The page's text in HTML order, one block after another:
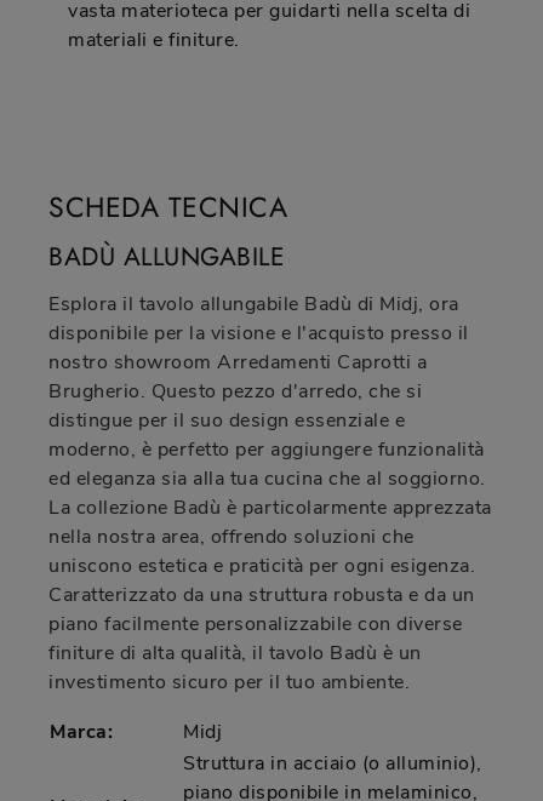
vasta materioteca per guidarti nella scelta di
materiali e finiture.
SCHEDA TECNICA
BADÙ ALLUNGABILE
Esplora il tavolo allungabile Badù di Midj, ora
disponibile per la visione e l'acquisto presso il
nostro showroom Arredamenti Caprotti a
Brugherio. Questo pezzo d'arredo, che si
distingue per il suo design essenziale e
moderno, è perfetto per aggiungere funzionalità
ed eleganza sia alla tua cucina che al soggiorno.
La collezione Badù è particolarmente apprezzata
nella nostra area, offrendo soluzioni che
uniscono estetica e praticità per ogni esigenza.
Caratterizzato da una struttura robusta e da un
piano facilmente personalizzabile con diverse
finiture di alta qualità, il tavolo Badù è un
investimento sicuro per il tuo ambiente.
Marca:
Midj
Struttura in acciaio (o alluminio),
piano disponibile in melaminico,